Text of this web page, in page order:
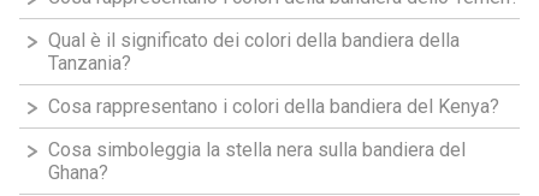
Qual è il significato dei colori della bandiera della
Tanzania?
Cosa rappresentano i colori della bandiera del Kenya?
Cosa simboleggia la stella nera sulla bandiera del
Ghana?